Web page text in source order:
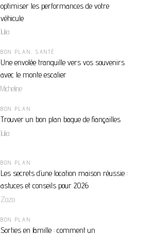
optimiser les performances de votre
véhicule
Julia
BON PLAN ,SANTÉ
Une envolée tranquille vers vos souvenirs
avec le monte escalier
Micheline
BON PLAN
Trouver un bon plan bague de fiançailles
Julia
BON PLAN
Les secrets d’une location maison réussie :
astuces et conseils pour 2026
Zozo
BON PLAN
Sorties en famille : comment un